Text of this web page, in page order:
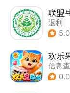
联盟
返利
5.0
欢乐
信息
0.0